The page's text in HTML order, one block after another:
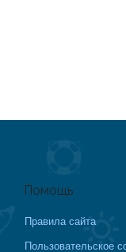
Помощь
Правила сайта
Пользовательское